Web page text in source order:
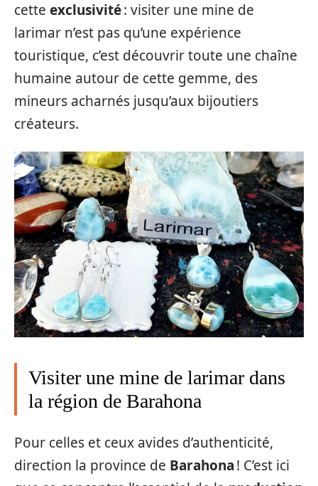
cette exclusivité: visiter une mine de
larimar n’est pas qu’une expérience
touristique, c’est découvrir toute une chaîne
humaine autour de cette gemme, des
mineurs acharnés jusqu’aux bijoutiers
créateurs.
Visiter une mine de larimar dans
la région de Barahona
Pour celles et ceux avides d’authenticité,
direction la province de Barahona! C’est ici